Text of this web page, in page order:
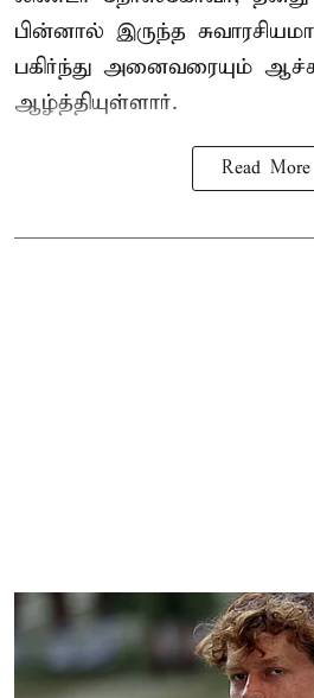
பின்னால் இருந்த
பகிர்ந்து அனைவரையும்
ஆழ்த்தியுள்ளார்.
Read More